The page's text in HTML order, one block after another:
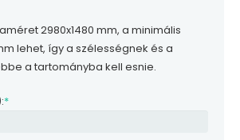
2980x1480 mm, a minimális
lehet, így a szélességnek és a
a tartományba kell esnie.
*